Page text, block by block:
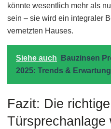
könnte wesentlich mehr als
sein – sie wird ein integraler
vernetzten Hauses.
Siehe auch
Bauzinsen
2025: Trends &
Fazit: Die richtige
Türsprechanlage